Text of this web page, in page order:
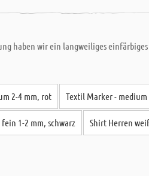
haben wir ein langweiliges
2-4 mm, rot Textil Marker -
1-2 mm, schwarz Shirt Herren